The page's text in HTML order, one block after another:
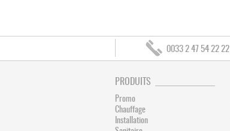
0033 2 47 54 22 22
PRODUITS
Promo
Chauffage
Installation